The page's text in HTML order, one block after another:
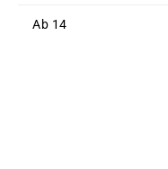
Ab 14